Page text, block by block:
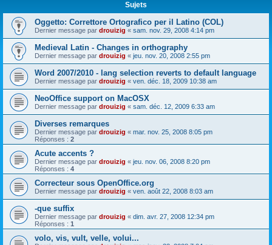
Sujets
Oggetto: Correttore Ortografico per il Latino (COL)
Dernier message par drouizig « sam. nov. 29, 2008 4:14 pm
Medieval Latin - Changes in orthography
Dernier message par drouizig « jeu. nov. 20, 2008 2:55 pm
Word 2007/2010 - lang selection reverts to default language
Dernier message par drouizig « ven. déc. 18, 2009 10:38 am
NeoOffice support on MacOSX
Dernier message par drouizig « sam. déc. 12, 2009 6:33 am
Diverses remarques
Dernier message par drouizig « mar. nov. 25, 2008 8:05 pm
Réponses : 2
Acute accents ?
Dernier message par drouizig « jeu. nov. 06, 2008 8:20 pm
Réponses : 4
Correcteur sous OpenOffice.org
Dernier message par drouizig « ven. août 22, 2008 8:03 am
-que suffix
Dernier message par drouizig « dim. avr. 27, 2008 12:34 pm
Réponses : 1
volo, vis, vult, velle, volui...